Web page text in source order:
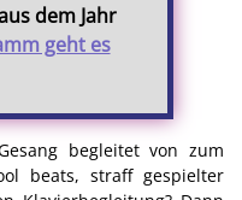
dem Jahr
geht es
begleitet von zum
beats, straff gespielter